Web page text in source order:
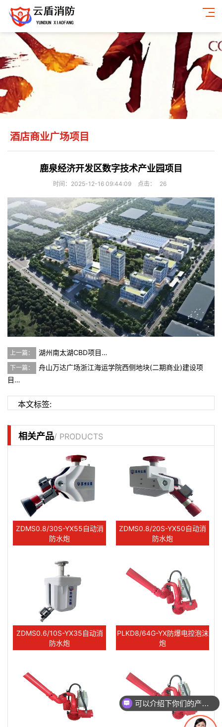
酒店商业广场项目
鹿泉经济开发区数字技术产业园项目
时间：2025-12-16 09:44:09 点击： 26
上一篇： 湖州南太湖CBD项目…
下一篇：
舟山万达广场浙江海运学院西侧地块(二期商业)建设项
目…
本文标签:
相关产品/ PRODUCTS
ZDMS0.8/30S-YX55自动消
防水炮
ZDMS0.8/20S-YX50自动消
防水炮
ZDMS0.6/10S-YX35自动消
防水炮
PLKD8/64G-YX防爆电控泡沫
炮